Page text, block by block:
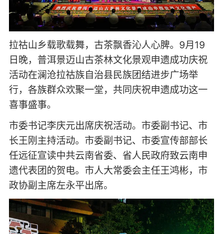
拉祜山乡载歌载舞，古茶飘香沁人心脾。9月19
日晚，普洱景迈山古茶林文化景观申遗成功庆祝
活动在澜沧拉祜族自治县民族团结进步广场举
行，各族群众欢聚一堂，共同庆祝申遗成功这一
喜事盛事。
市委书记李庆元出席庆祝活动。市委副书记、市
长王刚主持活动。市委副书记、市委宣传部部长
任远征宣读中共云南省委、省人民政府致云南申
遗代表团的贺电。市人大常委会主任王鸿彬，市
政协副主席左永平出席。